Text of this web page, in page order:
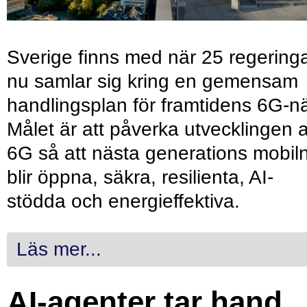
Sverige finns med när 25
nu samlar sig kring en gemensam
handlingsplan för framtidens 6G-
Målet är att påverka utvecklingen
6G så att nästa generations
blir öppna, säkra, resilienta, AI-
stödda och energieffektiva.
Läs mer...